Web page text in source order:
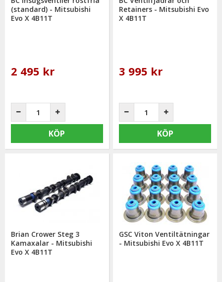
(standard) - Mitsubishi
Evo X 4B11T
2 495 kr
KÖP
Retainers - Mitsubishi Evo
X 4B11T
3 995 kr
KÖP
Brian Crower Steg 3
Kamaxalar - Mitsubishi
Evo X 4B11T
GSC Viton Ventiltätningar
- Mitsubishi Evo X 4B11T